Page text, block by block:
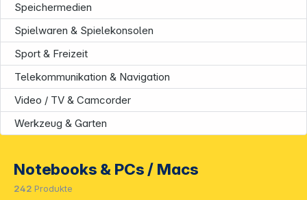
Speichermedien
Spielwaren & Spielekonsolen
Sport & Freizeit
Telekommunikation & Navigation
Video / TV & Camcorder
Werkzeug & Garten
Notebooks & PCs / Macs
242 Produkte
Informationen